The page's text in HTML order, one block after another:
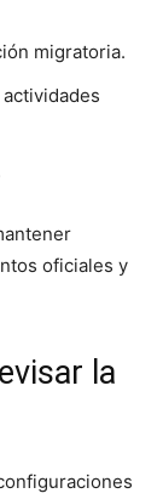
migratoria.
oficiales y
la